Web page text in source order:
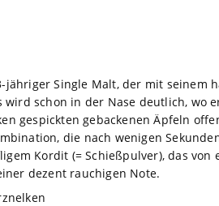
jähriger Single Malt, der mit seinem
schon in der Nase deutlich, wo
gespickten gebackenen Äpfeln
die nach wenigen
Kordit (= Schießpulver), das von
dezent rauchigen Note.